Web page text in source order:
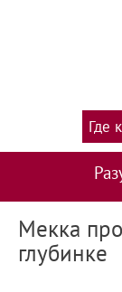
Где
Мекка
глубинке